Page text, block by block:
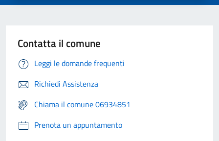
Contatta il comune
Leggi le domande frequenti
Richiedi Assistenza
Chiama il comune 06934851
Prenota un appuntamento